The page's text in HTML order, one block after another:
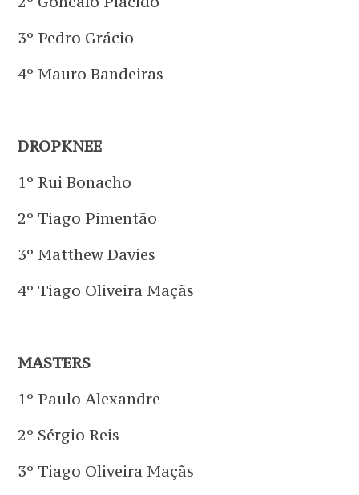
3º Pedro Grácio
4º Mauro Bandeiras
DROPKNEE
1º Rui Bonacho
2º Tiago Pimentão
3º Matthew Davies
4º Tiago Oliveira Maçãs
MASTERS
1º Paulo Alexandre
2º Sérgio Reis
3º Tiago Oliveira Maçãs